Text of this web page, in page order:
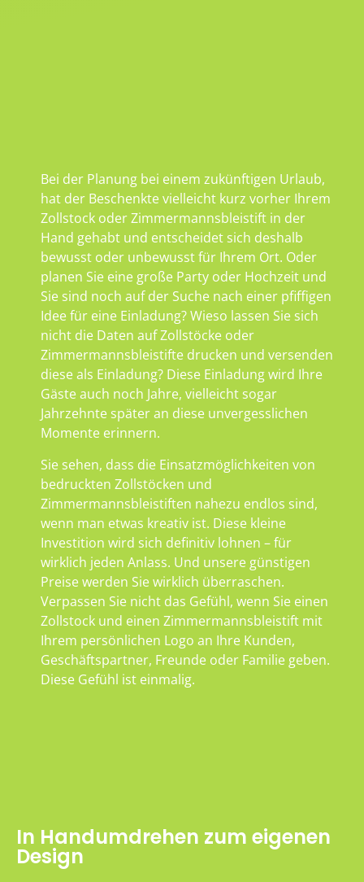
Bei der Planung bei einem zukünftigen Urlaub,
hat der Beschenkte vielleicht kurz vorher Ihrem
Zollstock oder Zimmermannsbleistift in der
Hand gehabt und entscheidet sich deshalb
bewusst oder unbewusst für Ihrem Ort. Oder
planen Sie eine große Party oder Hochzeit und
Sie sind noch auf der Suche nach einer pfiffigen
Idee für eine Einladung? Wieso lassen Sie sich
nicht die Daten auf Zollstöcke oder
Zimmermannsbleistifte drucken und versenden
diese als Einladung? Diese Einladung wird Ihre
Gäste auch noch Jahre, vielleicht sogar
Jahrzehnte später an diese unvergesslichen
Momente erinnern.
Sie sehen, dass die Einsatzmöglichkeiten von
bedruckten Zollstöcken und
Zimmermannsbleistiften nahezu endlos sind,
wenn man etwas kreativ ist. Diese kleine
Investition wird sich definitiv lohnen – für
wirklich jeden Anlass. Und unsere günstigen
Preise werden Sie wirklich überraschen.
Verpassen Sie nicht das Gefühl, wenn Sie einen
Zollstock und einen Zimmermannsbleistift mit
Ihrem persönlichen Logo an Ihre Kunden,
Geschäftspartner, Freunde oder Familie geben.
Diese Gefühl ist einmalig.
In Handumdrehen zum eigenen
Design